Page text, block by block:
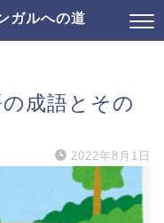
ガルへの道
成語とその
2022年8月1日